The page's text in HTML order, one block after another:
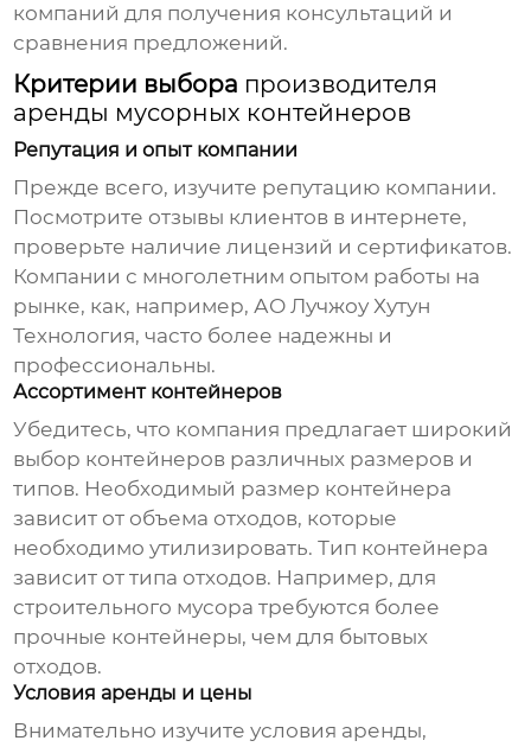
компаний для получения консультаций и
сравнения предложений.
Критерии выбора производителя
аренды мусорных контейнеров
Репутация и опыт компании
Прежде всего, изучите репутацию компании.
Посмотрите отзывы клиентов в интернете,
проверьте наличие лицензий и сертификатов.
Компании с многолетним опытом работы на
рынке, как, например,АО Лучжоу Хутун
Технология, часто более надежны и
профессиональны.
Ассортимент контейнеров
Убедитесь, что компания предлагает широкий
выбор контейнеров различных размеров и
типов. Необходимый размер контейнера
зависит от объема отходов, которые
необходимо утилизировать. Тип контейнера
зависит от типа отходов. Например, для
строительного мусора требуются более
прочные контейнеры, чем для бытовых
отходов.
Условия аренды и цены
Внимательно изучите условия аренды,